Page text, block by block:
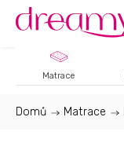
Matrace
Domů / Matrace /